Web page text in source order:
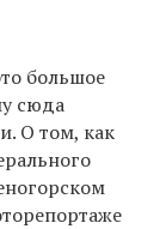
большое
сюда
О том, как